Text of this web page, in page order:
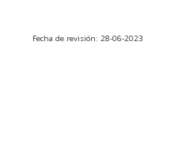
Fecha de revisión: 28-06-2023